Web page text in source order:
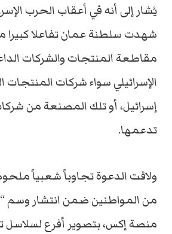
يُشار إلى أنه في أعقاب الحرب
شهدت سلطنة عمان تفاعلا
مقاطعة المنتجات والشركات
الإسرائيلي سواء شركات
إسرائيل، أو تلك المصنعة من
تدعمها.
ولاقت الدعوة تجاوباً شعبياً
من المواطنين ضمن انتشار وسم
منصة إكس، بتصوير أفرع لسلاسل